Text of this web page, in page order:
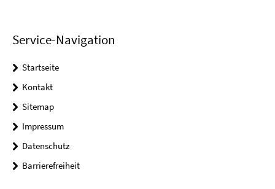
Service-Navigation
Startseite
Kontakt
Sitemap
Impressum
Datenschutz
Barrierefreiheit